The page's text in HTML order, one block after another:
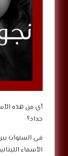
أي من هذه
حداد؟
الأسماء